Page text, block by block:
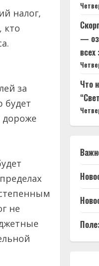
налог,
кто
за
будет
дороже
не
—
всех
Что